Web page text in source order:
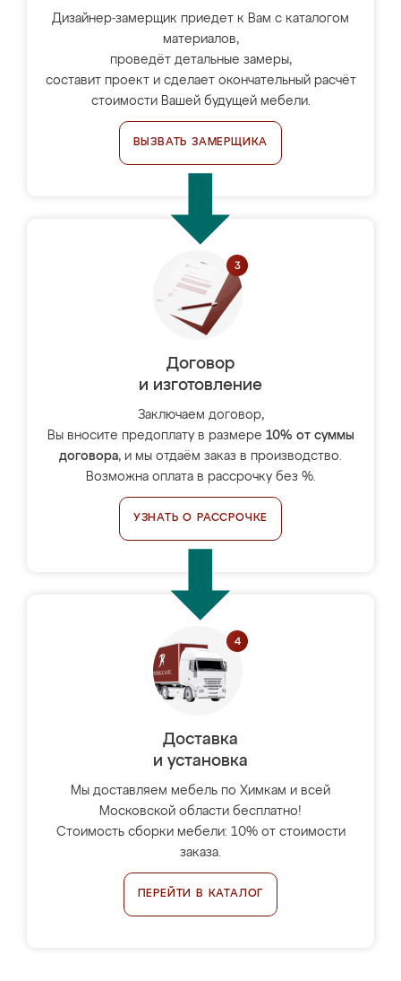
Дизайнер-замерщик приедет к Вам с каталогом
материалов,
проведёт детальные замеры,
составит проект и сделает окончательный расчёт
стоимости Вашей будущей мебели.
ВЫЗВАТЬ ЗАМЕРЩИКА
Договор
и изготовление
Заключаем договор,
Вы вносите предоплату в размере 10% от суммы
договора, и мы отдаём заказ в производство.
Возможна оплата в рассрочку без %.
УЗНАТЬ О РАССРОЧКЕ
Доставка
и установка
Мы доставляем мебель по Химкам и всей
Московской области бесплатно!
Стоимость сборки мебели: 10% от стоимости
заказа.
ПЕРЕЙТИ В КАТАЛОГ